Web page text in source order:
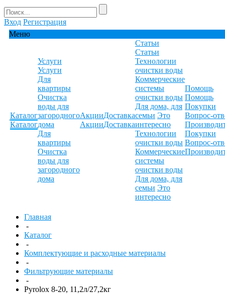
Вход Регистрация
Меню
Каталог
Каталог
Услуги
Услуги
Для
квартиры
Очистка
воды для
загородного
дома
Для
квартиры
Очистка
воды для
загородного
дома
Акции
Акции
Доставка
Доставка
Статьи
Статьи
Технологии
очистки воды
Коммерческие
системы
очистки воды
Для дома, для
семьи Это
интересно
Технологии
очистки воды
Коммерческие
системы
очистки воды
Для дома, для
семьи Это
интересно
Помощь
Помощь
Покупки
Вопрос-
Покупки
Вопрос-
Главная
-
Каталог
-
Комплектующие и расходные материалы
-
Фильтрующие материалы
-
Pyrolox 8-20, 11,2л/27,2кг